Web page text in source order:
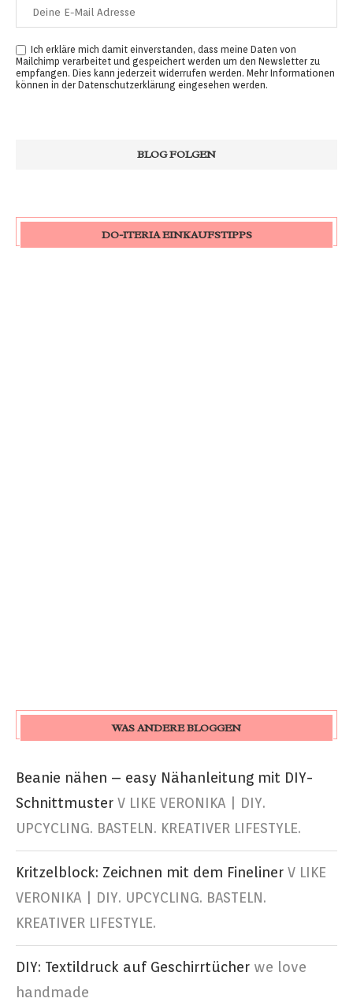
Ich erkläre mich damit einverstanden, dass meine Daten von
Mailchimp verarbeitet und gespeichert werden um den Newsletter zu
empfangen. Dies kann jederzeit widerrufen werden. Mehr Informationen
können in der Datenschutzerklärung eingesehen werden.
DO-ITERIA EINKAUFSTIPPS
WAS ANDERE BLOGGEN
Beanie nähen – easy Nähanleitung mit DIY-
Schnittmuster V LIKE VERONIKA | DIY.
UPCYCLING. BASTELN. KREATIVER LIFESTYLE.
Kritzelblock: Zeichnen mit dem Fineliner V LIKE
VERONIKA | DIY. UPCYCLING. BASTELN.
KREATIVER LIFESTYLE.
DIY: Textildruck auf Geschirrtücher we love
handmade